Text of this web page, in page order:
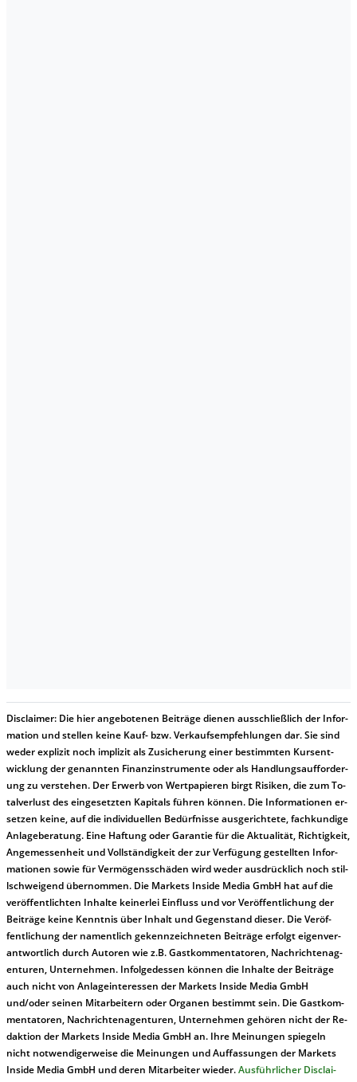
Dis­clai­mer: Die hier an­ge­bo­te­nen Bei­trä­ge die­nen aus­schließ­lich der In­for­
ma­t­ion und stel­len kei­ne Kauf- bzw. Ver­kaufs­em­pfeh­lung­en dar. Sie sind
we­der ex­pli­zit noch im­pli­zit als Zu­sich­er­ung ei­ner be­stim­mt­en Kurs­ent­
wick­lung der ge­nan­nt­en Fi­nanz­in­stru­men­te oder als Handl­ungs­auf­for­der­
ung zu ver­steh­en. Der Er­werb von Wert­pa­pier­en birgt Ri­si­ken, die zum To­
tal­ver­lust des ein­ge­setz­ten Ka­pi­tals füh­ren kön­nen. Die In­for­ma­tion­en er­
setz­en kei­ne, auf die in­di­vi­du­el­len Be­dür­fnis­se aus­ge­rich­te­te, fach­kun­di­ge
An­la­ge­be­ra­tung. Ei­ne Haf­tung oder Ga­ran­tie für die Ak­tu­ali­tät, Rich­tig­keit,
An­ge­mes­sen­heit und Vol­lständ­ig­keit der zur Ver­fü­gung ge­stel­lt­en In­for­
ma­tion­en so­wie für Ver­mö­gens­schä­den wird we­der aus­drück­lich noch stil­
lschwei­gend über­nom­men. Die Mar­kets In­side Me­dia GmbH hat auf die
ver­öf­fent­lich­ten In­hal­te kei­ner­lei Ein­fluss und vor Ver­öf­fent­lich­ung der
Bei­trä­ge kei­ne Ken­nt­nis über In­halt und Ge­gen­stand die­ser. Die Ver­öf­
fent­lich­ung der na­ment­lich ge­kenn­zeich­net­en Bei­trä­ge er­folgt ei­gen­ver­
ant­wort­lich durch Au­tor­en wie z.B. Gast­kom­men­ta­tor­en, Nach­richt­en­ag­
en­tur­en, Un­ter­neh­men. In­fol­ge­des­sen kön­nen die In­hal­te der Bei­trä­ge
auch nicht von An­la­ge­in­te­res­sen der Mar­kets In­side Me­dia GmbH
und/oder sei­nen Mit­ar­bei­tern oder Or­ga­nen be­stim­mt sein. Die Gast­kom­
men­ta­tor­en, Nach­rich­ten­ag­en­tur­en, Un­ter­neh­men ge­hör­en nicht der Re­
dak­tion der Mar­kets In­side Me­dia GmbH an. Ihre Mei­nung­en spie­geln
nicht not­wen­di­ger­wei­se die Mei­nung­en und Auf­fas­sung­en der Mar­kets
In­side Me­dia GmbH und de­ren Mit­ar­bei­ter wie­der.Aus­führ­lich­er Dis­clai­